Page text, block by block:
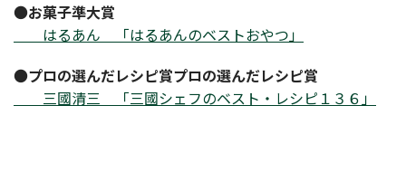
●お菓子準大賞
はるあん 「はるあんのベストおやつ」
●プロの選んだレシピ賞プロの選んだレシピ賞
三國清三 「三國シェフのベスト・レシピ１３６」